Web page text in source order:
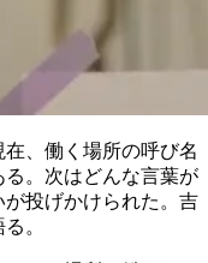
、働く場所の呼び名
。次はどんな言葉が
投げかけられた。吉
。